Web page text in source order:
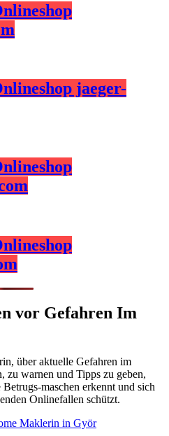
jaeger-
vor Gefahren Im
über aktuelle Gefahren im
zu warnen und Tipps zu geben,
maschen erkennt und sich
Onlinefallen schützt.
Maklerin in Györ